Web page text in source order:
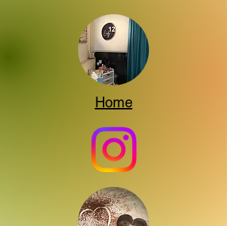
Home